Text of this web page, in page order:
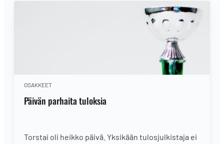
OSAKKEET
Päivän parhaita tuloksia
Torstai oli heikko päivä. Yksikään tulosjulkistaja ei